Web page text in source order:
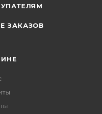
ЗАКАЗОВ